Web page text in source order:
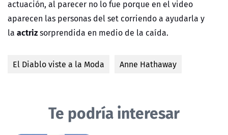
actuación, al parecer no lo fue porque en el video
aparecen las personas del set corriendo a ayudarla y
la actrizsorprendida en medio de la caída.
El Diablo viste a la Moda Anne Hathaway
Te podría interesar